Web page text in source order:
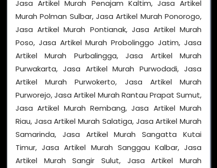
Jasa Artikel Murah Penajam Kaltim, Jasa Artikel
Murah Polman Sulbar, Jasa Artikel Murah Ponorogo,
Jasa Artikel Murah Pontianak, Jasa Artikel Murah
Poso, Jasa Artikel Murah Probolinggo Jatim, Jasa
Artikel Murah Purbalingga, Jasa Artikel Murah
Purwakarta, Jasa Artikel Murah Purwodadi, Jasa
Artikel Murah Purwokerto, Jasa Artikel Murah
Purworejo, Jasa Artikel Murah Rantau Prapat Sumut,
Jasa Artikel Murah Rembang, Jasa Artikel Murah
Riau, Jasa Artikel Murah Salatiga, Jasa Artikel Murah
Samarinda, Jasa Artikel Murah Sangatta Kutai
Timur, Jasa Artikel Murah Sanggau Kalbar, Jasa
Artikel Murah Sangir Sulut, Jasa Artikel Murah